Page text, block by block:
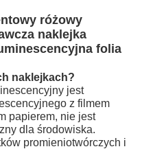
różowy
naklejka
folia
naklejkach?
jest
z filmem
papierem, nie jest
dla środowiska.
promieniotwórczych i